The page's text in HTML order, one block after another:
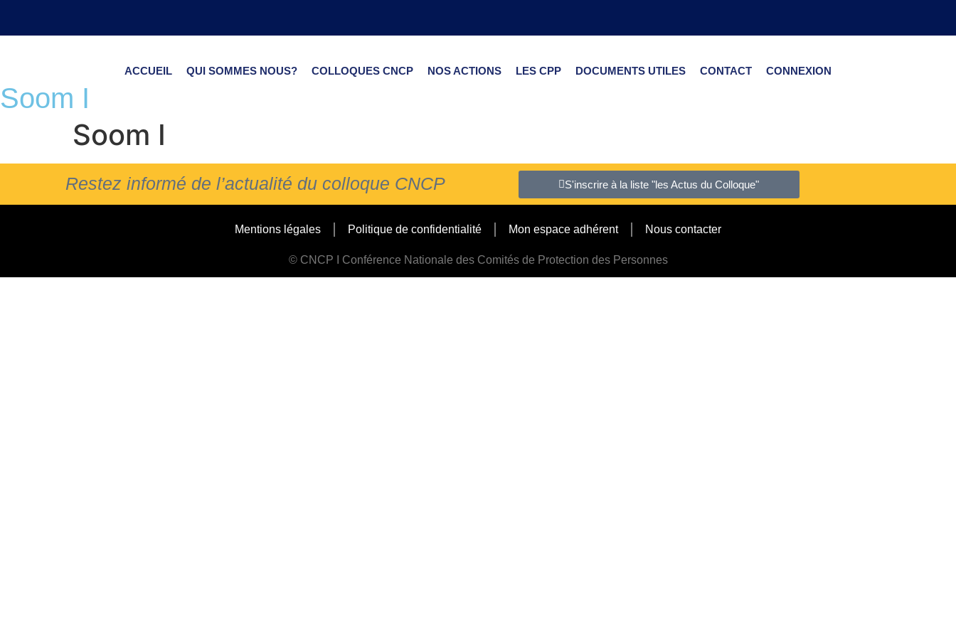
ACCUEIL QUI SOMMES NOUS? COLLOQUES CNCP NOS ACTIONS LES CPP DOCUMENTS UTILES CONTACT CONNEXION
Soom I
Soom I
Restez informé de l’actualité du colloque CNCP S'inscrire à la liste "les Actus du Colloque"
Mentions légales Politique de confidentialité Mon espace adhérent Nous contacter
© CNCP I Conférence Nationale des Comités de Protection des Personnes